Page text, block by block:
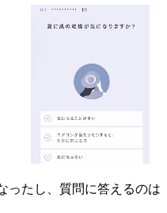
ったし、質問に答えるのは